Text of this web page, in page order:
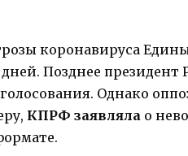
коронавируса
дней. Позднее
Однако
КПРФ заявляла о